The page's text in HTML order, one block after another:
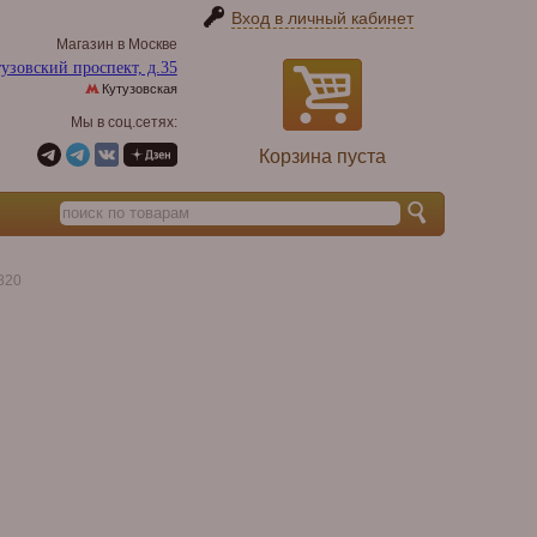
Вход в личный кабинет
Корзина пуста
Магазин в Москве
проспект, д.35
Кутузовская
Мы в соц.сетях: